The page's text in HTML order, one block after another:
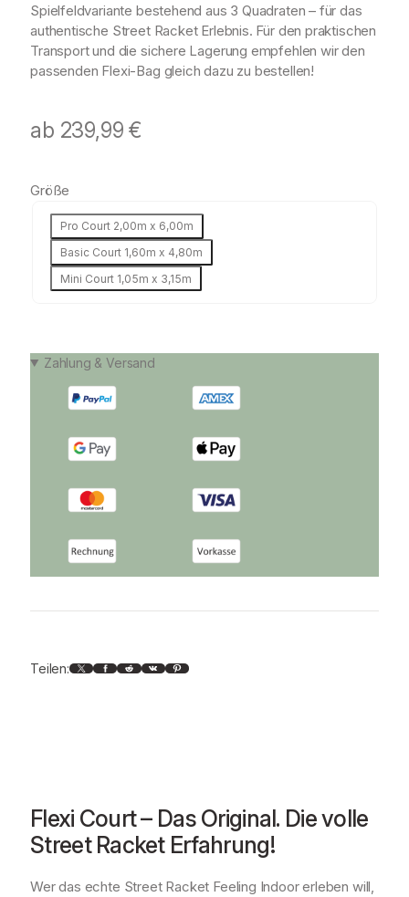
Spielfeldvariante bestehend aus 3 Quadraten – für das
authentische Street Racket Erlebnis. Für den praktischen
Transport und die sichere Lagerung empfehlen wir den
passenden Flexi-Bag gleich dazu zu bestellen!
ab 239,99€
Größe
Pro Court 2,00m x 6,00m
Basic Court 1,60m x 4,80m
Mini Court 1,05m x 3,15m
Zahlung & Versand
Teilen: X Facebook Reddit VK Pinterest
Flexi Court – Das Original. Die volle
Street Racket Erfahrung!
Wer das echte Street Racket Feeling Indoor erleben will,